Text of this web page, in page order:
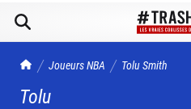
TrashTalk Actu NBA
Joueurs NBA ToluSmith
Tolu